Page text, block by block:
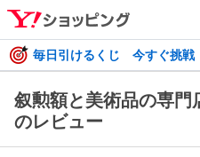
毎日引けるくじ 今すぐ挑戦
叙勲額と美術品の専門
のレビュー